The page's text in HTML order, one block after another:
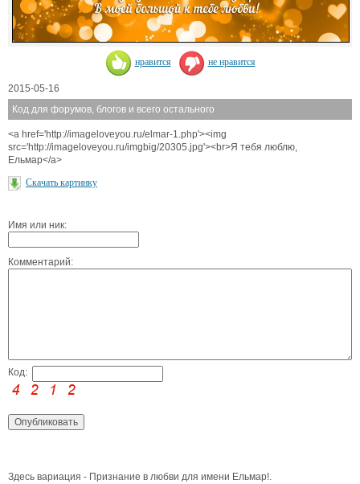
нравится не нравится
2015-05-16
Код для форумов, блогов и всего остального
<a href='http://imageloveyou.ru/elmar-1.php'><img
src='http://imageloveyou.ru/imgbig/20305.jpg'><br>Я тебя люблю,
Ельмар</a>
Скачать картинку
Имя или ник:
Комментарий:
Код:
Здесь вариация - Признание в любви для имени Ельмар!.